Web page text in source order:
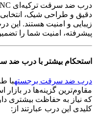
دقیق و طراحی شیک،
زیبایی و امنیت هستند. این
پیشرفته، امنیت شما را
استحکام بیشتر با درب ضد
درب ضد سرقت برجستهبا
مقاوم‌ترین گزینه‌ها در
که نیاز به حفاظت بیشتری
کلیدی این درب عبارتند از: